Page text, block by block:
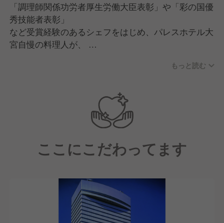
「調理師関係功労者厚生労働大臣表彰」や「彩の国優
秀技能者表彰」
など受賞経験のあるシェフをはじめ、パレスホテル大
宮自慢の料理人が、
ローストビーフもご堪能いただけます。
また、スイーツにもこだわっており、厳選した食材を
ホテル伝統の味を提供しております。
域密着型コミュニティホテルとして、地元埼玉県産の
取り入れています。従業員も埼玉県、および北関東が
地元のスタッフが
多いのが特徴です。
もっと読む
ここにこだわってます